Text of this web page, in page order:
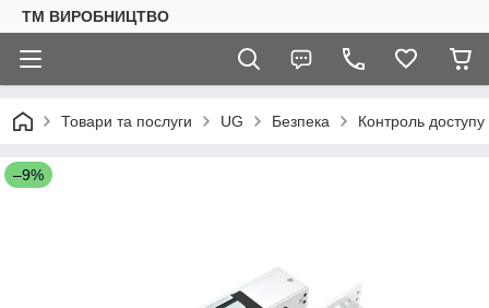
ТМ ВИРОБНИЦТВО
Товари та послуги UG Безпека Контроль доступу
–9%